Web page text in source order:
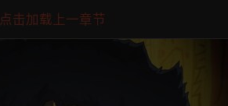
点击加载上一章节